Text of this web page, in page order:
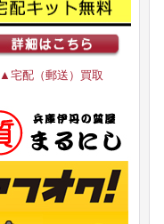
▲宅配（郵送）買取